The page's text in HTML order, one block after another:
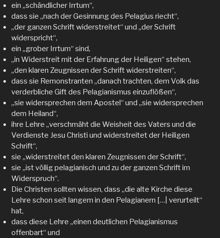
ein „schändlicher Irrtum“,
dass sie „nach der Gesinnung des Pelagius riecht“,
„der ganzen Schrift widerstreitet“ und „der Schrift
widerspricht“,
ein „grober Irrtum“ sind,
„in Widerstreit mit der Erfahrung der Heiligen“ stehen,
„den klaren Zeugnissen der Schrift widerstreiten“,
dass sie Remonstranten „danach trachten, dem Volk das
verderbliche Gift des Pelagianismus einzuflößen“,
„sie widersprechen dem Apostel“ und „sie widersprechen
dem Heiland“,
ihre Lehre „verschmäht die Weisheit des Vaters und die
Verdienste Jesu Christi und widerstreitet der Heiligen
Schrift“,
sie „widerstreitet den klaren Zeugnissen der Schrift“,
sie „ist völlig pelagianisch und zu der ganzen Schrift im
Widerspruch“.
Die Christen sollten wissen, dass „die alte Kirche diese
Lehre schon seit langem in den Pelagianern […| verurteilt“
hat,
dass diese Lehre „einen deutlichen Pelagianismus
offenbart“ und